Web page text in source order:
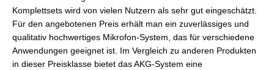
Komplettsets wird von vielen Nutzern als sehr gut eingeschätzt.
Für den angebotenen Preis erhält man ein zuverlässiges und
qualitativ hochwertiges Mikrofon-System, das für verschiedene
Anwendungen geeignet ist. Im Vergleich zu anderen Produkten
in dieser Preisklasse bietet das AKG-System eine